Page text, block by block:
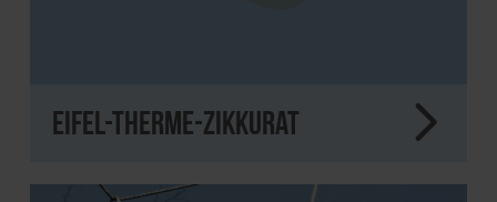
Eifel-Therme-Zikkurat